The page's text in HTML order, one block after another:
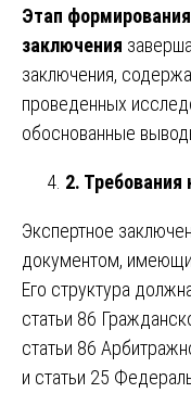
Этап
заключения
заключения,
проведенных
обоснованные
2.
Экспертное
документом,
Его структура
статьи 86
статьи 86
и статьи 25